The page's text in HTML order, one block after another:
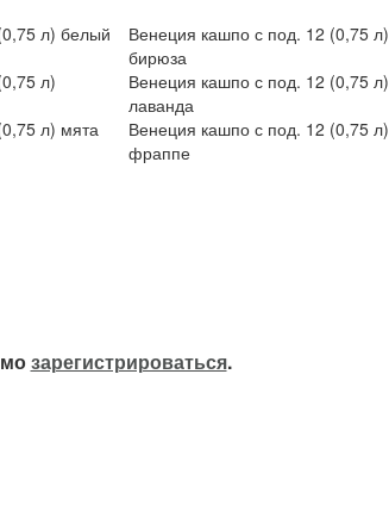
л) белый
Венеция кашпо с под. 12 (0,75 л)
бирюза
л)
Венеция кашпо с под. 12 (0,75 л)
лаванда
л) мята
Венеция кашпо с под. 12 (0,75 л)
фраппе
зарегистрироваться.